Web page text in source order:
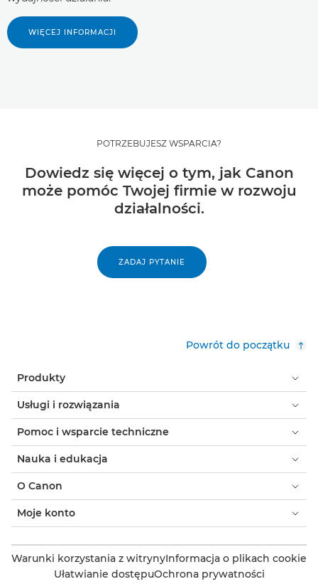
WIĘCEJ INFORMACJI
POTRZEBUJESZ WSPARCIA?
Dowiedz się więcej o tym, jak Canon
może pomóc Twojej firmie w rozwoju
działalności.
ZADAJ PYTANIE
Powrót do początku
Produkty
Usługi i rozwiązania
Pomoc i wsparcie techniczne
Nauka i edukacja
O Canon
Moje konto
Warunki korzystania z witrynyInformacja o plikach cookie
Ułatwianie dostępuOchrona prywatności